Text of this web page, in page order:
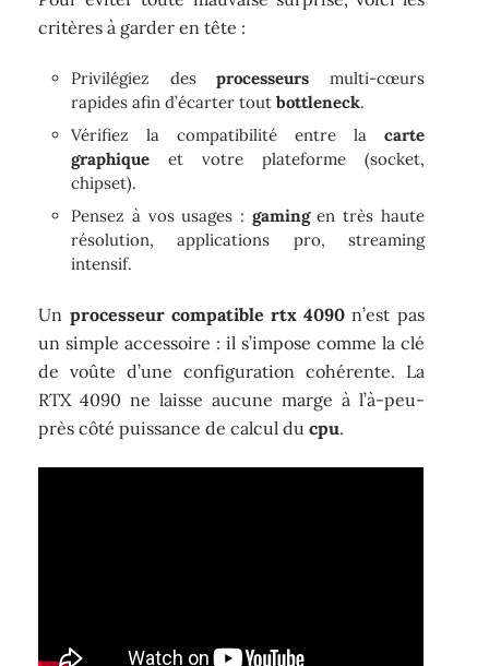
critères à garder en tête :
Privilégiez desprocesseurs multi-cœurs
rapides afin d’écarter toutbottleneck.
Vérifiez la compatibilité entre la carte
graphique et votre plateforme (socket,
chipset).
Pensez à vos usages : gamingen très haute
résolution, applications pro, streaming
intensif.
Un processeur compatible rtx 4090 n’est pas
un simple accessoire : il s’impose comme la clé
de voûte d’une configuration cohérente. La
RTX 4090 ne laisse aucune marge à l’à-peu-
près côté puissance de calcul ducpu.